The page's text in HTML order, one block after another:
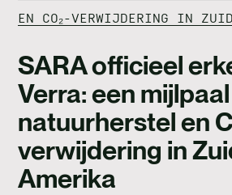
EVENTS & INSIGHTS
WERKEN BIJ
CONTACT
EN CO₂-VERWIJDERING IN
SARA officieel
Verra: een
natuurherstel en
verwijdering in
Amerika